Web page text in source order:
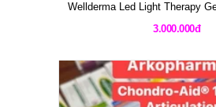
Wellderma Led Light Therapy
3.000.000đ